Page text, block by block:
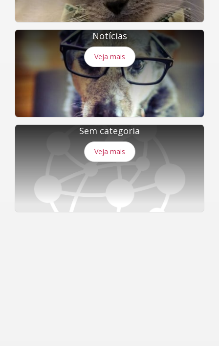
Notícias
Veja mais
Sem categoria
Veja mais